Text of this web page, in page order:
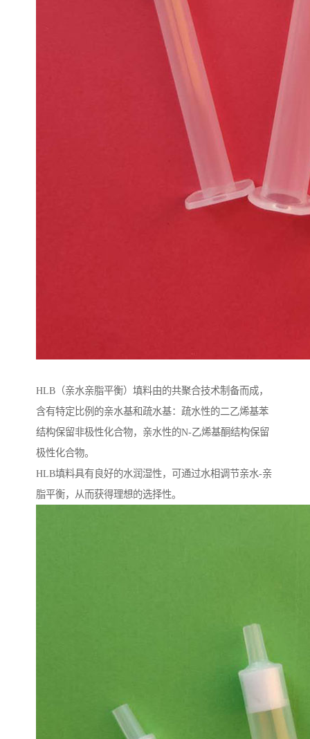
HLB（亲水亲脂平衡）填料由的共聚合技术制备而成，
含有特定比例的亲水基和疏水基：疏水性的二乙烯基苯
结构保留非极性化合物，亲水性的N-乙烯基酮结构保留
极性化合物。
HLB填料具有良好的水润湿性，可通过水相调节亲水-亲
脂平衡，从而获得理想的选择性。